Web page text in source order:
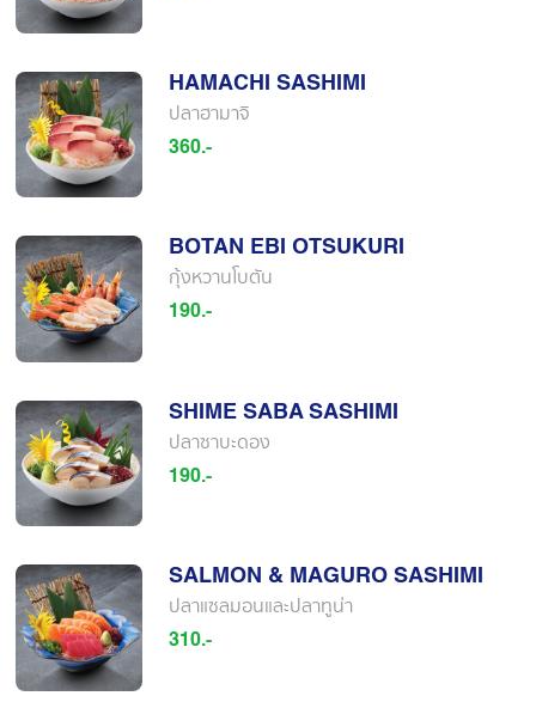
HAMACHI SASHIMI
ปลาฮามาจิ
360.-
BOTAN EBI OTSUKURI
กุ้งหวานโบตัน
190.-
SHIME SABA SASHIMI
ปลาซาบะดอง
190.-
SALMON & MAGURO SASHIMI
ปลาแซลมอนและปลาทูน่า
310.-